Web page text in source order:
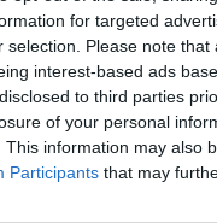
for targeted
selection. Please note
interest-based ads
to third parties
of your personal
This information may also
Participants that may
della Crusca